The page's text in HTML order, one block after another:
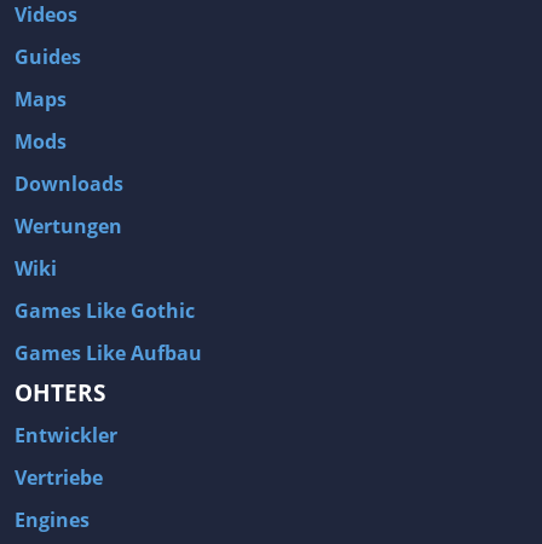
Videos
Guides
Maps
Mods
Downloads
Wertungen
Wiki
Games Like Gothic
Games Like Aufbau
OHTERS
Entwickler
Vertriebe
Engines